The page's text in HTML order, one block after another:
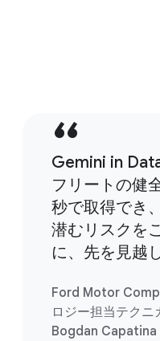
Gemini in
フリートの健
秒で取得でき
潜むリスクを
に、先を見越
Ford Motor
ロジー担当テクニ
Bogdan Capatina